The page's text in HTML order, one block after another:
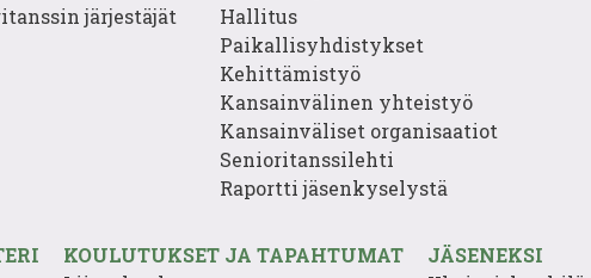
järjestäjät
Hallitus
Paikallisyhdistykset
Kehittämistyö
Kansainvälinen yhteistyö
Kansainväliset organisaatiot
Senioritanssilehti
Raportti jäsenkyselystä
KOULUTUKSET JA TAPAHTUMAT
JÄSENEKSI